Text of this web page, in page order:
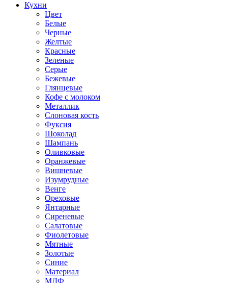
Кухни
Цвет
Белые
Черные
Желтые
Красные
Зеленые
Серые
Бежевые
Глянцевые
Кофе с молоком
Металлик
Слоновая кость
Фуксия
Шоколад
Шампань
Оливковые
Оранжевые
Вишневые
Изумрудные
Венге
Ореховые
Янтарные
Сиреневые
Салатовые
Фиолетовые
Мятные
Золотые
Синие
Материал
МДФ